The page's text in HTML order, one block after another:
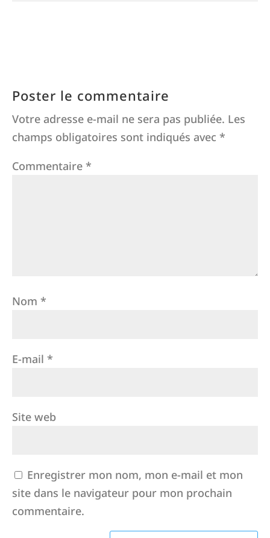
Poster le commentaire
Votre adresse e-mail ne sera pas publiée. Les
champs obligatoires sont indiqués avec *
Commentaire *
Nom *
E-mail *
Site web
Enregistrer mon nom, mon e-mail et mon
site dans le navigateur pour mon prochain
commentaire.